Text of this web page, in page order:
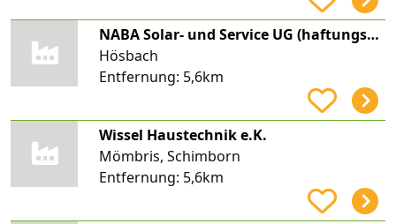
NABA Solar- und Service UG (haftungsbeschränkt)
Hösbach
Entfernung: 5,6km
Wissel Haustechnik e.K.
Mömbris, Schimborn
Entfernung: 5,6km